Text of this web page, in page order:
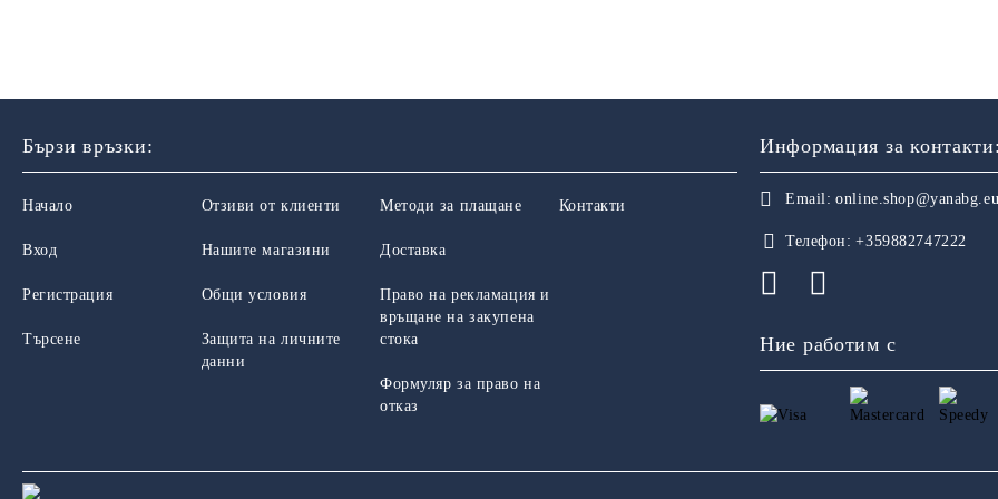
Бързи връзки:
Начало
Вход
Регистрация
Търсене
Отзиви от клиенти
Нашите магазини
Общи условия
Защита на личните
данни
Методи за плащане
Доставка
Право на рекламация и
връщане на закупена
стока
Формуляр за право на
отказ
Контакти
Информация за
Email:
Телефон: +359882747222
Ние работим с